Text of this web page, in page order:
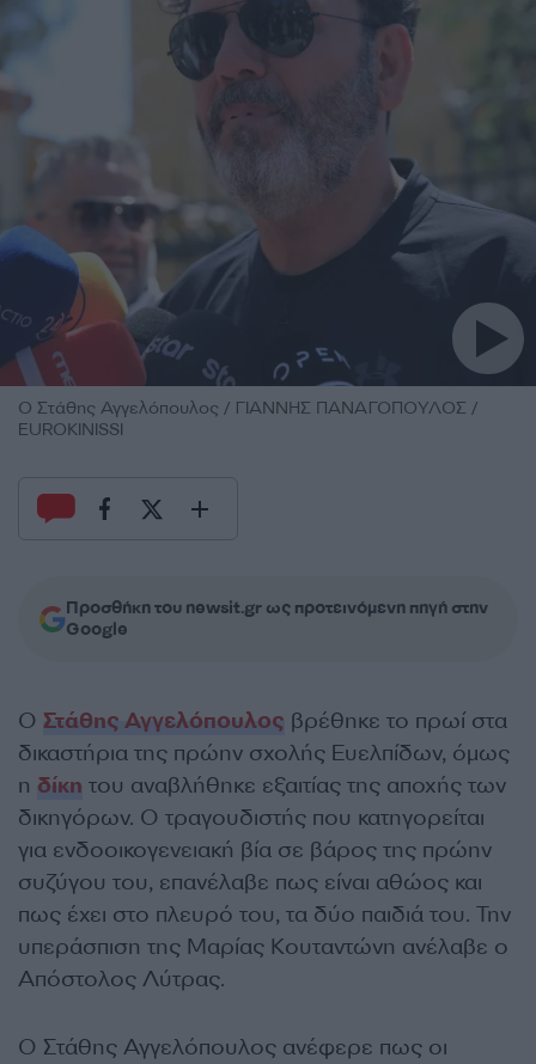
Ο Στάθης Αγγελόπουλος / ΓΙΑΝΝΗΣ ΠΑΝΑΓΟΠΟΥΛΟΣ /
EUROKINISSI
Προσθήκη του newsit.gr ως προτεινόμενη πηγή στην
Google
Ο Στάθης Αγγελόπουλος βρέθηκε το πρωί στα
δικαστήρια της πρώην σχολής Ευελπίδων, όμως
η δίκη του αναβλήθηκε εξαιτίας της αποχής των
δικηγόρων. Ο τραγουδιστής που κατηγορείται
για ενδοοικογενειακή βία σε βάρος της πρώην
συζύγου του, επανέλαβε πως είναι αθώος και
πως έχει στο πλευρό του, τα δύο παιδιά του. Την
υπεράσπιση της Μαρίας Κουταντώνη ανέλαβε ο
Απόστολος Λύτρας.
Ο Στάθης Αγγελόπουλος ανέφερε πως οι